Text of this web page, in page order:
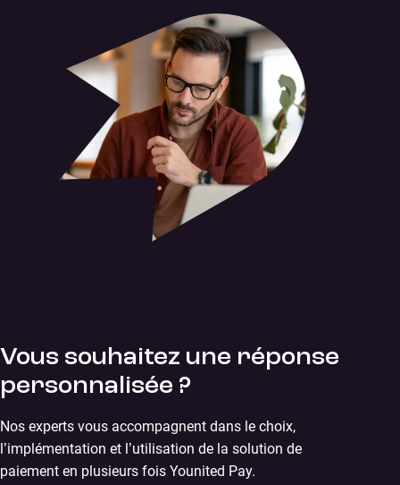
Vous souhaitez une réponse
personnalisée ?
Nos experts vous accompagnent dans le choix,
l’implémentation et l’utilisation de la solution de
paiement en plusieurs fois Younited Pay.